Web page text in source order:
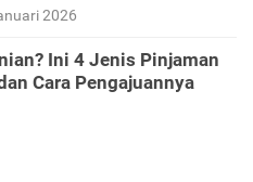
2026
Ini 4 Jenis Pinjaman
Cara Pengajuannya